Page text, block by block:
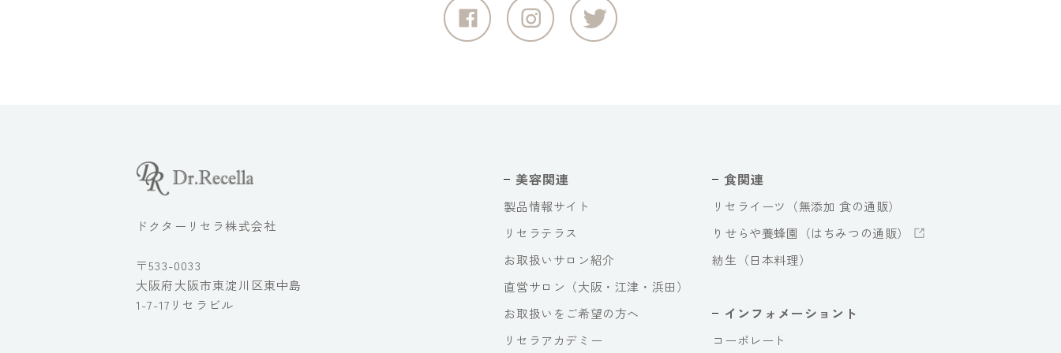
ドクターリセラ株式会社
〒533-0033
大阪府大阪市東淀川区東中島
1-7-17リセラビル
美容関連
製品情報サイト
リセラテラス
お取扱いサロン紹介
直営サロン（大阪・江津・浜田）
お取扱いをご希望の方へ
リセラアカデミー
食関連
リセライーツ（無添加 食の通販）
りせらや養蜂園（はちみつの通販）
紡生（日本料理）
インフォメーショント
コーポレート